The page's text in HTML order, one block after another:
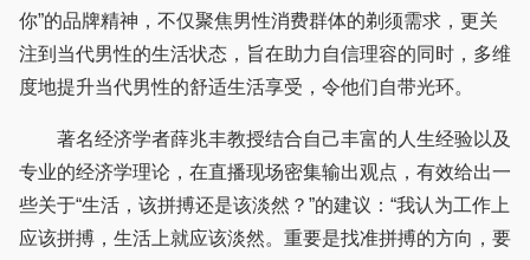
你”的品牌精神，不仅聚焦男性消费群体的剃须需求，更关
注到当代男性的生活状态，旨在助力自信理容的同时，多维
度地提升当代男性的舒适生活享受，令他们自带光环。
著名经济学者薛兆丰教授结合自己丰富的人生经验以及
专业的经济学理论，在直播现场密集输出观点，有效给出一
些关于“生活，该拼搏还是该淡然？”的建议：“我认为工作上
应该拼搏，生活上就应该淡然。重要是找准拼搏的方向，要